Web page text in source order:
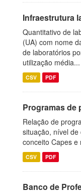
Infraestrutura
Quantitativo de
(UA) com nome
de laboratórios
utilização média...
CSV PDF
Programas de
Relação de
situação, nível
conceito Capes e
CSV PDF
Banco de